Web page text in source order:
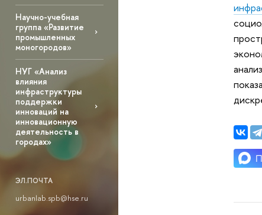
Научно-учебная
группа «Развитие
промышленных
моногородов»
НУГ «Анализ
влияния
инфраструктуры
поддержки
инноваций на
инновационную
деятельность в
городах»
ЭЛ.ПОЧТА
urbanlab.spb@hse.ru